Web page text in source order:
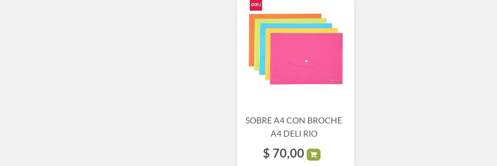
SOBRE A4 CON BROCHE
A4 DELI RIO
$ 70,00